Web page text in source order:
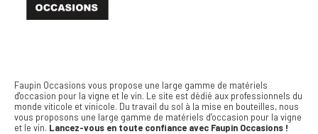
Faupin Occasions vous propose une large gamme de matériels
d'occasion pour la vigne et le vin. Le site est dédié aux professionnels du
monde viticole et vinicole. Du travail du sol à la mise en bouteilles, nous
vous proposons une large gamme de matériels d’occasion pour la vigne
et le vin. Lancez-vous en toute confiance avec Faupin Occasions !